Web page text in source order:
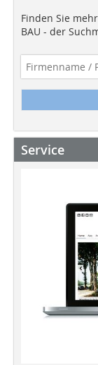
Finden Sie
BAU - der
Service